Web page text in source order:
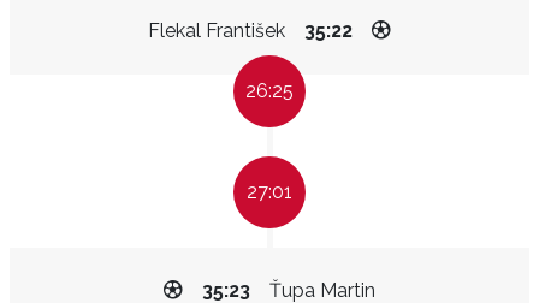
Flekal František 35:22
26:25
27:01
Ťupa Martin
35:23